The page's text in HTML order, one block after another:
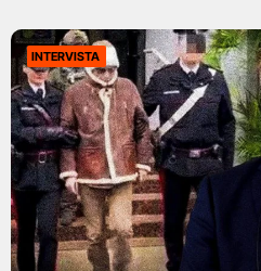
INTERVISTA